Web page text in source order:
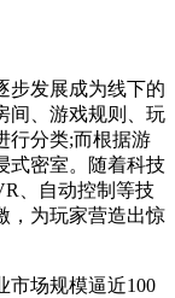
发展成为线下的
间、游戏规则、玩
行分类;而根据游
式密室。随着科技
、自动控制等技
，为玩家营造出惊
场规模逼近100